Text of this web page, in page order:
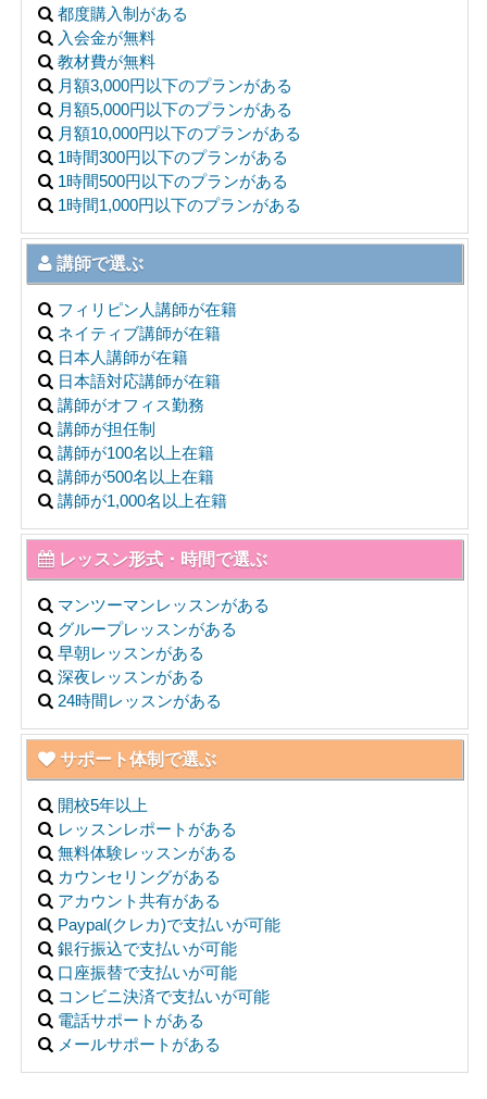
都度購入制がある
入会金が無料
教材費が無料
月額3,000円以下のプランがある
月額5,000円以下のプランがある
月額10,000円以下のプランがある
1時間300円以下のプランがある
1時間500円以下のプランがある
1時間1,000円以下のプランがある
講師で選ぶ
フィリピン人講師が在籍
ネイティブ講師が在籍
日本人講師が在籍
日本語対応講師が在籍
講師がオフィス勤務
講師が担任制
講師が100名以上在籍
講師が500名以上在籍
講師が1,000名以上在籍
レッスン形式・時間で選ぶ
マンツーマンレッスンがある
グループレッスンがある
早朝レッスンがある
深夜レッスンがある
24時間レッスンがある
サポート体制で選ぶ
開校5年以上
レッスンレポートがある
無料体験レッスンがある
カウンセリングがある
アカウント共有がある
Paypal(クレカ)で支払いが可能
銀行振込で支払いが可能
口座振替で支払いが可能
コンビニ決済で支払いが可能
電話サポートがある
メールサポートがある